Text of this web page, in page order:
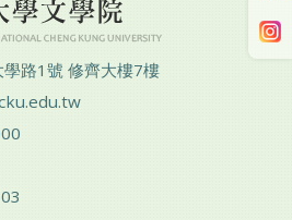
路1號 修齊大樓7樓